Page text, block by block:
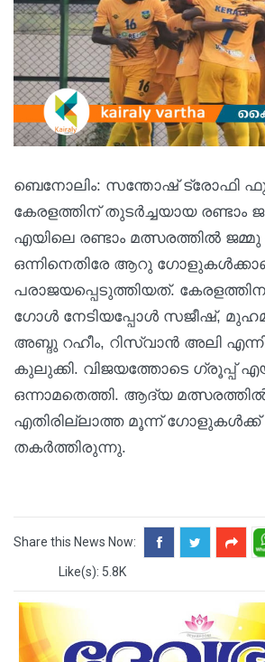
ബെനോലിം: സന്തോഷ് ട്രോഫി
കേരളത്തിന് തുടര്‍ച്ചയായ രണ്ടാം
എയിലെ രണ്ടാം മത്സരത്തില്‍ ജമ്മു
ഒന്നിനെതിരേ ആറു
പരാജയപ്പെടുത്തിയത്.
ഗോള്‍ നേടിയപ്പോള്‍ സജീഷ്,
അബ്ദു റഹീം, റിസ്വാന്‍ അലി
കുലുക്കി. വിജയത്തോടെ ഗ്രൂപ്പ്
ഒന്നാമതെത്തി. ആദ്യ
എതിരില്ലാത്ത മൂന്ന് ഗോളുകള്‍ക്ക്
തകര്‍ത്തിരുന്നു.
Share this News Now:
Like(s): 5.8K